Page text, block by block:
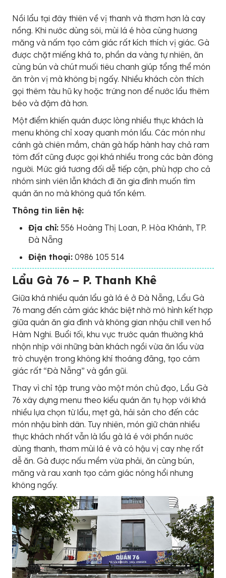
Nồi lẩu tại đây thiên về vị thanh và thơm hơn là cay
nồng. Khi nước dùng sôi, mùi lá é hòa cùng hương
măng và nấm tạo cảm giác rất kích thích vị giác. Gà
được chặt miếng khá to, phần da vàng tự nhiên, ăn
cùng bún và chút muối tiêu chanh giúp tổng thể món
ăn tròn vị mà không bị ngấy. Nhiều khách còn thích
gọi thêm tàu hũ ky hoặc trứng non để nước lẩu thêm
béo và đậm đà hơn.
Một điểm khiến quán được lòng nhiều thực khách là
menu không chỉ xoay quanh món lẩu. Các món như
cánh gà chiên mắm, chân gà hấp hành hay chả ram
tôm đất cũng được gọi khá nhiều trong các bàn đông
người. Mức giá tương đối dễ tiếp cận, phù hợp cho cả
nhóm sinh viên lẫn khách đi ăn gia đình muốn tìm
quán ăn no mà không quá tốn kém.
Thông tin liên hệ:
Địa chỉ: 556 Hoàng Thị Loan, P. Hòa Khánh, TP.
Đà Nẵng
Điện thoại: 0986 105 514
Lẩu Gà 76 – P. Thanh Khê
Giữa khá nhiều quán lẩu gà lá é ở Đà Nẵng, Lẩu Gà
76 mang đến cảm giác khác biệt nhờ mô hình kết hợp
giữa quán ăn gia đình và không gian nhậu chill ven hồ
Hàm Nghi. Buổi tối, khu vực trước quán thường khá
nhộn nhịp với những bàn khách ngồi vừa ăn lẩu vừa
trò chuyện trong không khí thoáng đãng, tạo cảm
giác rất “Đà Nẵng” và gần gũi.
Thay vì chỉ tập trung vào một món chủ đạo, Lẩu Gà
76 xây dựng menu theo kiểu quán ăn tụ họp với khá
nhiều lựa chọn từ lẩu, mẹt gà, hải sản cho đến các
món nhậu bình dân. Tuy nhiên, món giữ chân nhiều
thực khách nhất vẫn là lẩu gà lá é với phần nước
dùng thanh, thơm mùi lá é và có hậu vị cay nhẹ rất
dễ ăn. Gà được nấu mềm vừa phải, ăn cùng bún,
măng và rau xanh tạo cảm giác nóng hổi nhưng
không ngấy.